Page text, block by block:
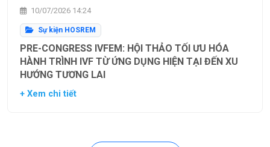
10/07/2026 14:24
Sự kiện HOSREM
PRE-CONGRESS IVFEM: HỘI THẢO TỐI ƯU HÓA
HÀNH TRÌNH IVF TỪ ỨNG DỤNG HIỆN TẠI ĐẾN XU
HƯỚNG TƯƠNG LAI
+ Xem chi tiết